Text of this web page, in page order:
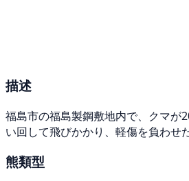
描述
福島市の福島製鋼敷地内で、クマが
い回して飛びかかり、軽傷を負わせた
熊類型